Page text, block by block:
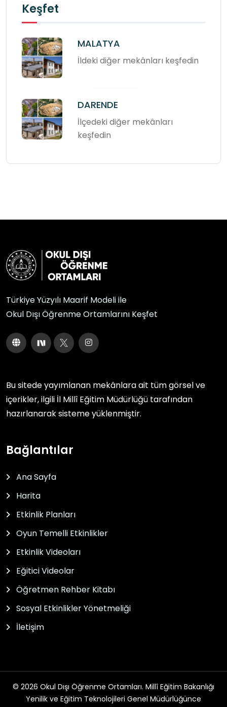
Keşfet
MALATYA
İldeki diğer mekânları keşfedin
DARENDE
İlçedeki diğer mekânları
keşfedin
Türkiye Yüzyılı Maarif Modeli ile
Okul Dışı Öğrenme Ortamlarını Keşfet
Bu sitede yayımlanan mekânlara ait tüm görsel ve
içerikler, ilgili İl Millî Eğitim Müdürlüğü tarafından
hazırlanarak sisteme yüklenmiştir.
Bağlantılar
Ana Sayfa
Harita
Etkinlik Planları
Oyun Temelli Etkinlikler
Etkinlik Videoları
Eğitici Videolar
Öğretmen Rehber Kitabı
Sosyal Etkinlikler Yönetmeliği
İletişim
© 2026 Okul Dışı Öğrenme Ortamları. Millî Eğitim Bakanlığı
Yenilik ve Eğitim Teknolojileri Genel Müdürlüğünce